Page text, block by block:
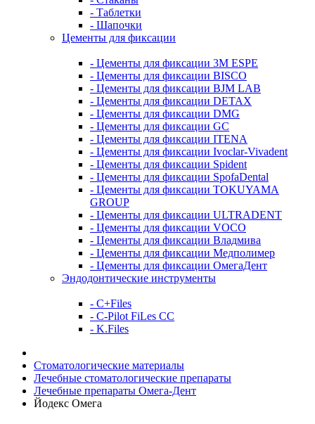
- Таблетки
- Шапочки
Цементы для фиксации
- Цементы для фиксации 3M ESPE
- Цементы для фиксации BISCO
- Цементы для фиксации BJM LAB
- Цементы для фиксации DETAX
- Цементы для фиксации DMG
- Цементы для фиксации GC
- Цементы для фиксации ITENA
- Цементы для фиксации Ivoclar-Vivadent
- Цементы для фиксации Spident
- Цементы для фиксации SpofaDental
- Цементы для фиксации TOKUYAMA
GROUP
- Цементы для фиксации ULTRADENT
- Цементы для фиксации VOCO
- Цементы для фиксации Владмива
- Цементы для фиксации Медполимер
- Цементы для фиксации ОмегаДент
Эндодонтические инструменты
- C+Files
- C-Pilot FiLes CC
- K.Files
Стоматологические материалы
Лечебные стоматологические препараты
Лечебные препараты Омега-Дент
Йодекс Омега